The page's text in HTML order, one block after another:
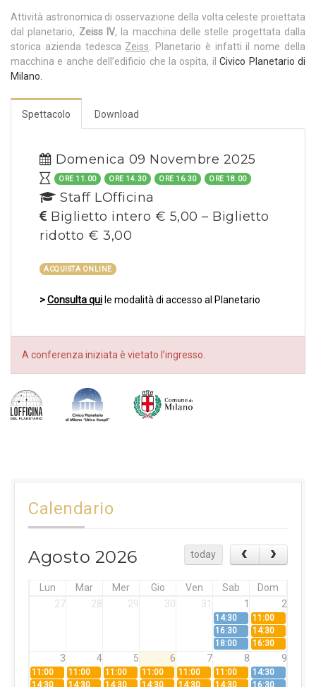
Attività astronomica di osservazione della volta celeste proiettata
dal planetario, Zeiss IV, la macchina delle stelle progettata dalla
storica azienda tedesca Zeiss. Planetario è infatti il nome della
macchina e anche dell’edificio che la ospita, il Civico Planetario di
Milano.
Spettacolo Download
Domenica 09 Novembre 2025
ORE 11.00 ORE 14.30 ORE 16.30 ORE 18.00
Staff LOfficina
Biglietto intero € 5,00 – Biglietto
ridotto € 3,00
ACQUISTA ONLINE
>Consulta qui le modalità di accesso al Planetario
A conferenza iniziata è vietato l’ingresso.
Calendario
Agosto 2026 today
Lun Mar Mer Gio Ven Sab
Dom
27
28 29 30 31 1 2
14:30
11:00
16:30
14:30
18:00
16:30
3 4 5 6 7 8 9
11:00 11:00 11:00 11:00 11:00 11:00
14:30
14:30
14:30 14:30 14:30 14:30 14:30 16:30